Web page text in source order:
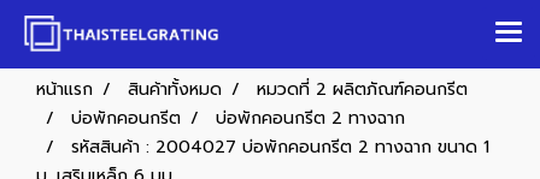
หน้าแรก สินค้าทั้งหมด
หมวดที่ 2 ผลิตภัณฑ์คอนกรีต
บ่อพักคอนกรีต
บ่อพักคอนกรีต 2 ทางฉาก
รหัสสินค้า : 2004027 บ่อพักคอนกรีต 2 ทางฉาก ขนาด 1